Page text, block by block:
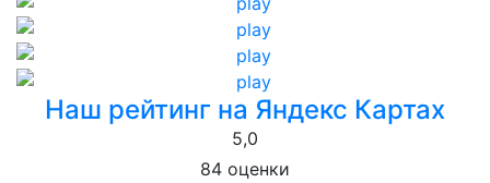
Наш рейтинг на Яндекс Картах
5,0
84 оценки